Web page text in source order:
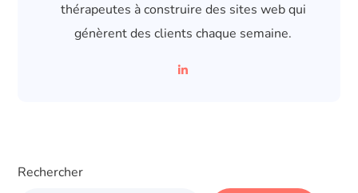
thérapeutes à construire des sites web qui
génèrent des clients chaque semaine.
Rechercher